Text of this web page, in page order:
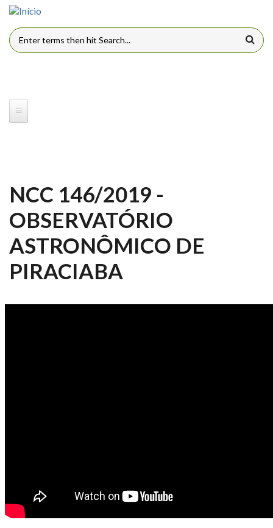
Pular para o conteúdo principal
FORMULÁRIO DE BUSCA
NCC 146/2019 -
OBSERVATÓRIO
ASTRONÔMICO DE
PIRACIABA